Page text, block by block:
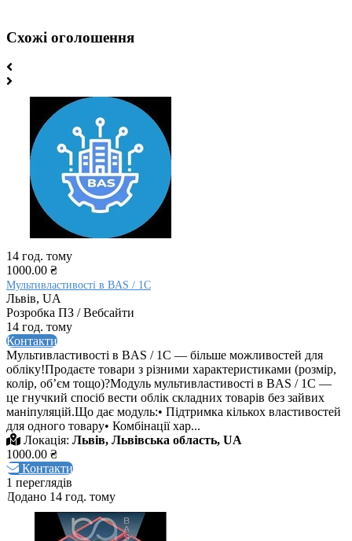
Схожі оголошення
14 год. тому
1000.00 ₴
Мультивластивості в BAS / 1C
Львів, UA
Розробка ПЗ / Вебсайти
14 год. тому
Контакти
Мультивластивості в BAS / 1C — більше можливостей для
обліку!Продаєте товари з різними характеристиками (розмір,
колір, обʼєм тощо)?Модуль мультивластивості в BAS / 1C —
це гнучкий спосіб вести облік складних товарів без зайвих
маніпуляцій.Що дає модуль:• Підтримка кількох властивостей
для одного товару• Комбінації хар...
Локація: Львів, Львівська область, UA
1000.00 ₴
Контакти
1 переглядів
Додано 14 год. тому